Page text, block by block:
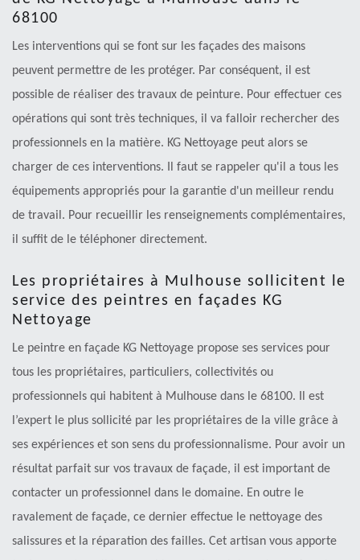
68100
Les interventions qui se font sur les façades des maisons
peuvent permettre de les protéger. Par conséquent, il est
possible de réaliser des travaux de peinture. Pour effectuer ces
opérations qui sont très techniques, il va falloir rechercher des
professionnels en la matière. KG Nettoyage peut alors se
charger de ces interventions. Il faut se rappeler qu'il a tous les
équipements appropriés pour la garantie d'un meilleur rendu
de travail. Pour recueillir les renseignements complémentaires,
il suffit de le téléphoner directement.
Les propriétaires à Mulhouse sollicitent le
service des peintres en façades KG
Nettoyage
Le peintre en façade KG Nettoyage propose ses services pour
tous les propriétaires, particuliers, collectivités ou
professionnels qui habitent à Mulhouse dans le 68100. Il est
l’expert le plus sollicité par les propriétaires de la ville grâce à
ses expériences et son sens du professionnalisme. Pour avoir un
résultat parfait sur vos travaux de façade, il est important de
contacter un professionnel dans le domaine. En outre le
ravalement de façade, ce dernier effectue le nettoyage des
salissures et la réparation des failles. Cet artisan vous apporte